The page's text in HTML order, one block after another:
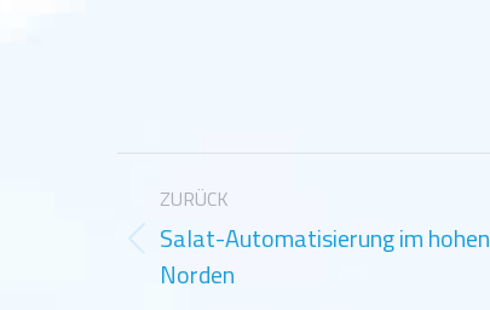
Kommentarnavigation
ZURÜCK
Vorheriger
Beitrag:
Salat-Automatisierung im hohen
Norden